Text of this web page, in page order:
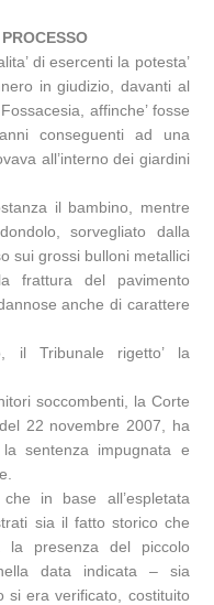
di esercenti la potesta’
in giudizio, davanti al
affinche’ fosse
conseguenti ad una
all’interno dei giardini
il bambino, mentre
sorvegliato dalla
sui grossi bulloni metallici
frattura del pavimento
anche di carattere
il Tribunale rigetto’ la
soccombenti, la Corte
22 novembre 2007, ha
sentenza impugnata e
in base all’espletata
sia il fatto storico che
la presenza del piccolo
data indicata – sia
si era verificato, costituito